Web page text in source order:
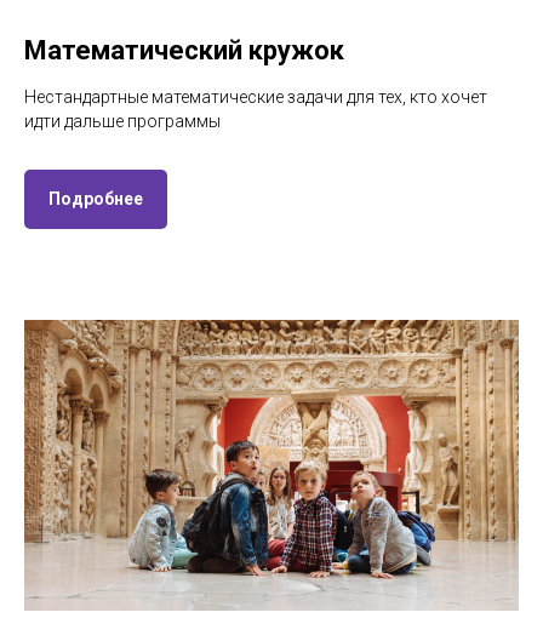
Математический кружок
Нестандартные математические задачи для тех, кто хочет
идти дальше программы
Подробнее